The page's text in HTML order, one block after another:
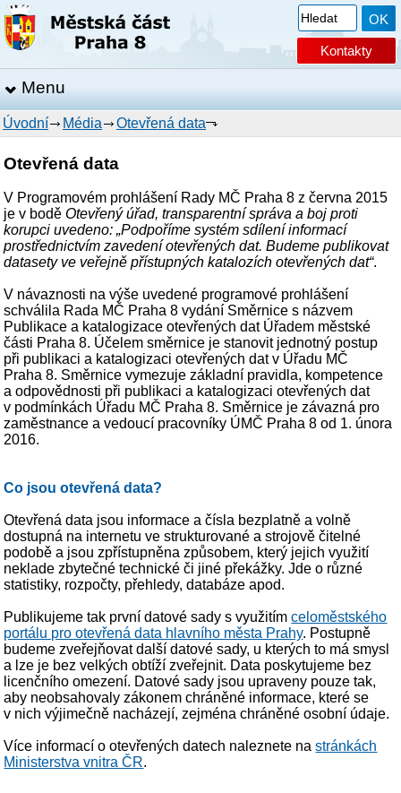
Kontakty
Menu
Úvodní Média Otevřená data
Otevřená data
V Programovém prohlášení Rady MČ Praha 8 z června 2015
je v boděOtevřený úřad, transparentní správa a boj proti
korupci uvedeno: „Podpoříme systém sdílení informací
prostřednictvím zavedení otevřených dat. Budeme publikovat
datasety ve veřejně přístupných katalozích otevřených dat“.
V návaznosti na výše uvedené programové prohlášení
schválila Rada MČ Praha 8 vydání Směrnice s názvem
Publikace a katalogizace otevřených dat Úřadem městské
části Praha 8. Účelem směrnice je stanovit jednotný postup
při publikaci a katalogizaci otevřených dat v Úřadu MČ
Praha 8. Směrnice vymezuje základní pravidla, kompetence
a odpovědnosti při publikaci a katalogizaci otevřených dat
v podmínkách Úřadu MČ Praha 8. Směrnice je závazná pro
zaměstnance a vedoucí pracovníky ÚMČ Praha 8 od 1. února
2016.
Co jsou otevřená data?
Otevřená data jsou informace a čísla bezplatně a volně
dostupná na internetu ve strukturované a strojově čitelné
podobě a jsou zpřístupněna způsobem, který jejich využití
neklade zbytečné technické či jiné překážky. Jde o různé
statistiky, rozpočty, přehledy, databáze apod.
Publikujeme tak první datové sady s využitímceloměstského
portálu pro otevřená data hlavního města Prahy. Postupně
budeme zveřejňovat další datové sady, u kterých to má smysl
a lze je bez velkých obtíží zveřejnit. Data poskytujeme bez
licenčního omezení. Datové sady jsou upraveny pouze tak,
aby neobsahovaly zákonem chráněné informace, které se
v nich výjimečně nacházejí, zejména chráněné osobní údaje.
Více informací o otevřených datech naleznete nastránkách
Ministerstva vnitra ČR.